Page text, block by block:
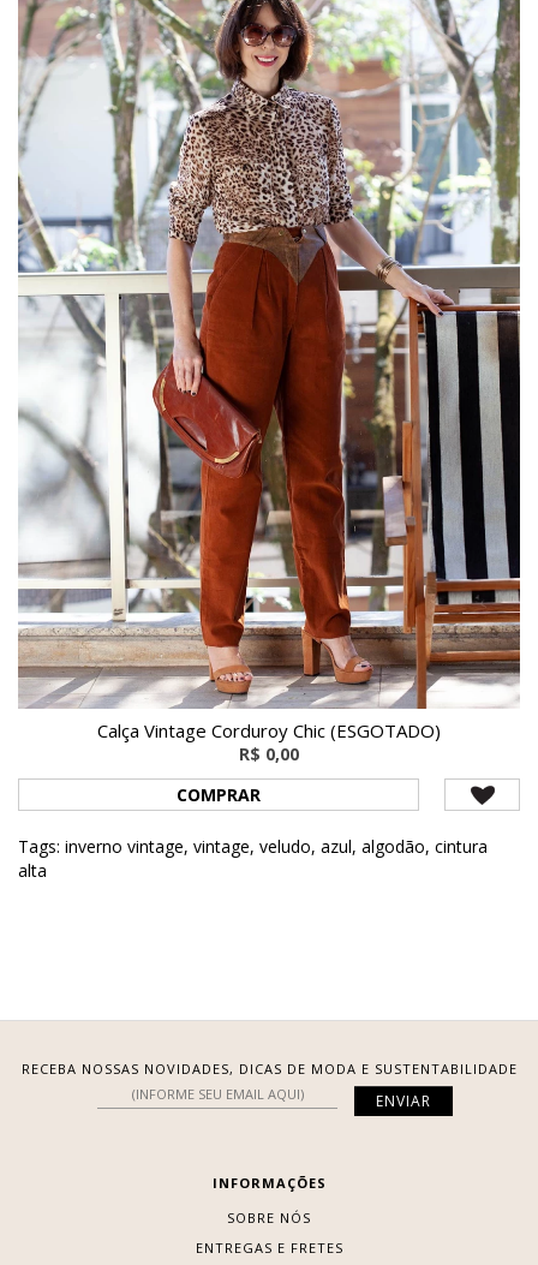
Calça Vintage Corduroy Chic (ESGOTADO)
R$ 0,00
COMPRAR
Tags: inverno vintage, vintage, veludo, azul, algodão, cintura
alta
RECEBA NOSSAS NOVIDADES, DICAS DE MODA E SUSTENTABILIDADE
INFORMAÇÕES
SOBRE NÓS
ENTREGAS E FRETES